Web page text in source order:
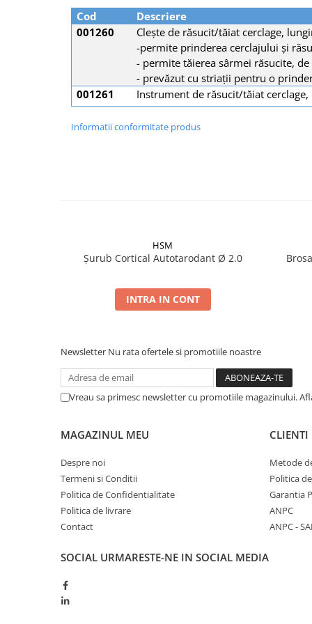
Șuruburi Canulate
Șuruburi Corticale
Suruburi Canulate Herbert
Suruburi Corticale
Cod
Descriere
001260
Clește de răsucit/tăiat cerclage,
-permite prinderea cerclajului și
- permite tăierea sârmei răsucite,
- prevăzut cu striații pentru o
001261
Instrument de răsucit/tăiat cerclage,
Informatii conformitate produs
HSM
Șurub Cortical Autotarodant Ø 2.0
INTRA IN CONT
Newsletter Nu rata ofertele si promotiile noastre
Vreau sa primesc newsletter cu promotiile magazinului.
MAGAZINUL MEU
Despre noi
Termeni si Conditii
Politica de Confidentialitate
Politica de livrare
Contact
CLIENTI
Metode
Politica
Garantia
ANPC
ANPC -
SOCIAL URMARESTE-NE IN SOCIAL MEDIA